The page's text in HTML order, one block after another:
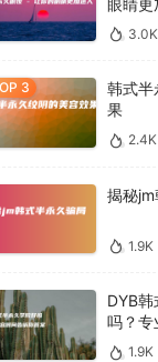
眼睛更
3.0K
韩式半
果
2.4K
揭秘jm
1.9K
DYB
吗？专
答案！
1.9K